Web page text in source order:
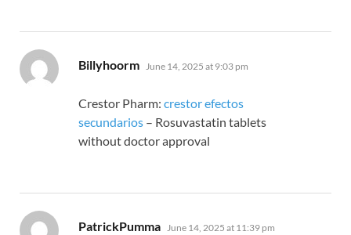
Billyhoorm says:
June 14, 2025 at 9:03 pm
Crestor Pharm: crestor efectos
secundarios – Rosuvastatin tablets
without doctor approval
PatrickPumma says:
June 14, 2025 at 11:39 pm